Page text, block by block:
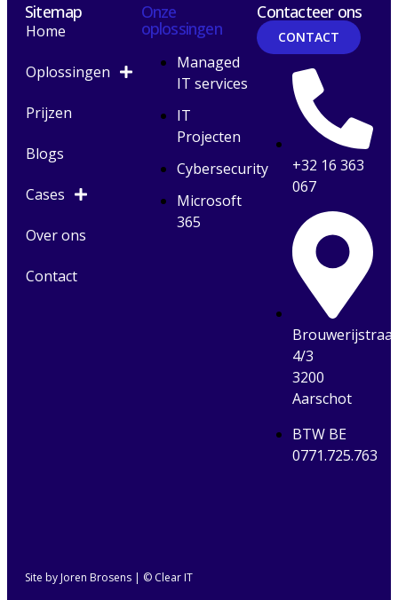
Sitemap
Home
Oplossingen
Prijzen
Blogs
Cases
Over ons
Contact
Onze
oplossingen
Managed
IT services
IT
Projecten
Cybersecurity
Microsoft
365
Contacteer ons
CONTACT
+32 16 363
067
Brouwerijstraat
4/3
3200
Aarschot
BTW BE
0771.725.763
Site by Joren Brosens | © Clear IT